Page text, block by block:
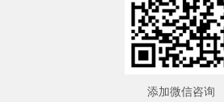
添加微信咨询